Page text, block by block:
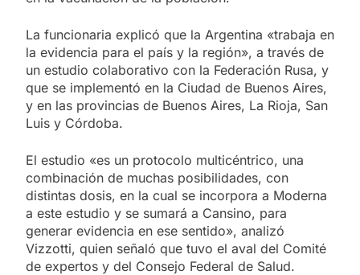
La funcionaria explicó que la Argentina «trabaja en
la evidencia para el país y la región», a través de
un estudio colaborativo con la Federación Rusa, y
que se implementó en la Ciudad de Buenos Aires,
y en las provincias de Buenos Aires, La Rioja, San
Luis y Córdoba.
El estudio «es un protocolo multicéntrico, una
combinación de muchas posibilidades, con
distintas dosis, en la cual se incorpora a Moderna
a este estudio y se sumará a Cansino, para
generar evidencia en ese sentido», analizó
Vizzotti, quien señaló que tuvo el aval del Comité
de expertos y del Consejo Federal de Salud.